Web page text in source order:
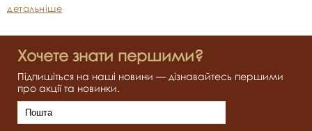
детальніше
Хочете знати першими?
Підпишіться на наші новини — дізнавайтесь першими
про акції та новинки.